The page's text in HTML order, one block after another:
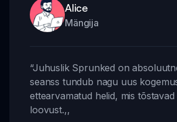
Alice
Mängija
“Juhuslik Sprunked on
seanss tundub nagu uus
ettearvamatud helid, mis tõstavad
loovust.,,